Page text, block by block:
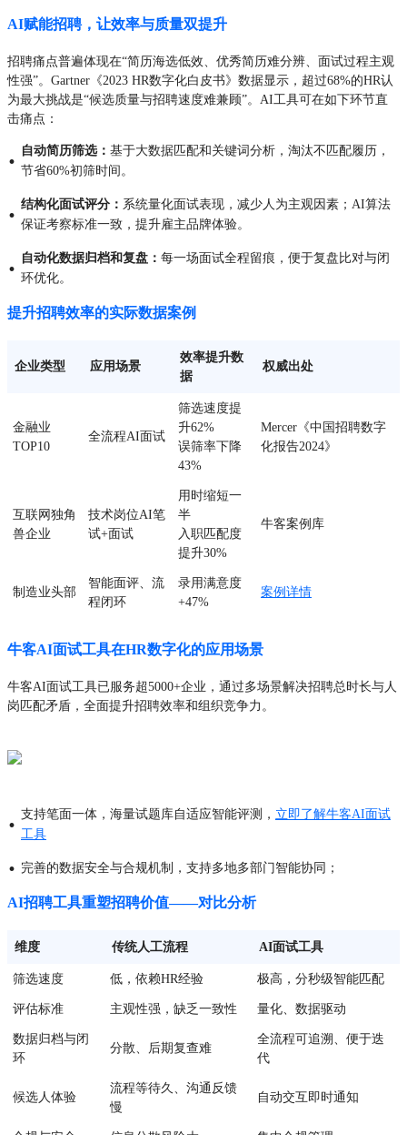
AI赋能招聘，让效率与质量双提升
招聘痛点普遍体现在“简历海选低效、优秀简历难分辨、面试过程主观
性强”。Gartner《2023 HR数字化白皮书》数据显示，超过68%的HR认
为最大挑战是“候选质量与招聘速度难兼顾”。AI工具可在如下环节直
击痛点：
· 自动简历筛选： 基于大数据匹配和关键词分析，淘汰不匹配履历，
节省60%初筛时间。
· 结构化面试评分： 系统量化面试表现，减少人为主观因素；AI算法
保证考察标准一致，提升雇主品牌体验。
· 自动化数据归档和复盘： 每一场面试全程留痕，便于复盘比对与闭
环优化。
提升招聘效率的实际数据案例
企业类型 应用场景
效率提升数
据
权威出处
金融业
TOP10
全流程AI面试
筛选速度提
升62%
误筛率下降
43%
Mercer《中国招聘数字
化报告2024》
互联网独角
兽企业
技术岗位AI笔
试+面试
用时缩短一
半
入职匹配度
提升30%
牛客案例库
制造业头部
智能面评、流
程闭环
录用满意度
+47%
案例详情
牛客AI面试工具在HR数字化的应用场景
牛客AI面试工具已服务超5000+企业，通过多场景解决招聘总时长与人
岗匹配矛盾，全面提升招聘效率和组织竞争力。
· 支持笔面一体，海量试题库自适应智能评测， 立即了解牛客AI面试
工具
· 完善的数据安全与合规机制，支持多地多部门智能协同；
AI招聘工具重塑招聘价值——对比分析
维度 传统人工流程 AI面试工具
筛选速度 低，依赖HR经验 极高，分秒级智能匹配
评估标准 主观性强，缺乏一致性 量化、数据驱动
数据归档与闭
环
分散、后期复查难
全流程可追溯、便于迭
代
候选人体验
流程等待久、沟通反馈
慢
自动交互即时通知